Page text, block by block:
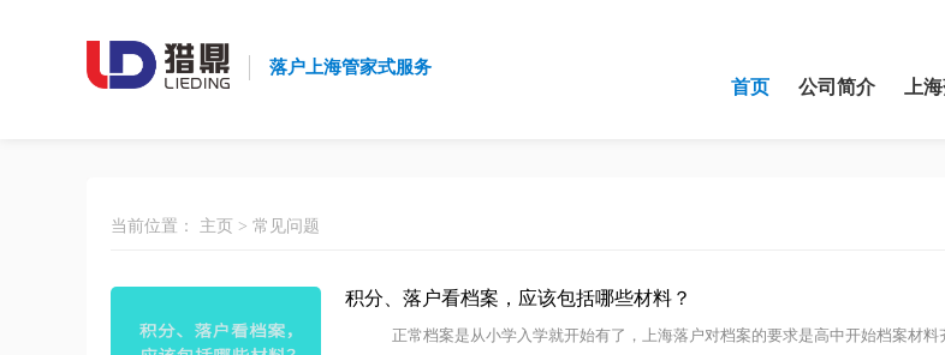
落户上海管家式服务
首页 公司简介 上
当前位置： 主页 > 常见问题
积分、落户看档案，应该包括哪些材料？
正常档案是从小学入学就开始有了，上海落户对档案的要求是高中开始档案材料